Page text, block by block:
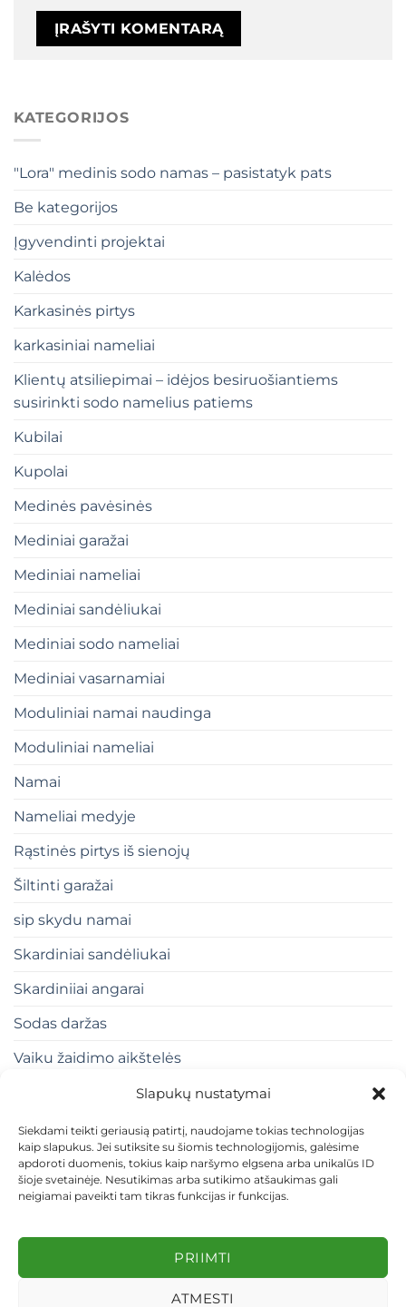
Slapukų nustatymai
Siekdami teikti geriausią patirtį, naudojame tokias technologijas
kaip slapukus. Jei sutiksite su šiomis technologijomis, galėsime
apdoroti duomenis, tokius kaip naršymo elgsena arba unikalūs ID
šioje svetainėje. Nesutikimas arba sutikimo atšaukimas gali
neigiamai paveikti tam tikras funkcijas ir funkcijas.
PRIIMTI
ATMESTI
KATEGORIJOS
"Lora" medinis sodo namas – pasistatyk pats
Be kategorijos
Įgyvendinti projektai
Kalėdos
Karkasinės pirtys
karkasiniai nameliai
Klientų atsiliepimai – idėjos besiruošiantiems
susirinkti sodo namelius patiems
Kubilai
Kupolai
Medinės pavėsinės
Mediniai garažai
Mediniai nameliai
Mediniai sandėliukai
Mediniai sodo nameliai
Mediniai vasarnamiai
Moduliniai namai naudinga
Moduliniai nameliai
Namai
Nameliai medyje
Rąstinės pirtys iš sienojų
Šiltinti garažai
sip skydu namai
Skardiniai sandėliukai
Skardiniiai angarai
Sodas daržas
Vaiku žaidimo aikštelės
KEITIMAS IR GRĄŽINIMAS
PRIVATUMO POLITIKA
Visos teisės saugomos 2026 ©dekosodas.lt